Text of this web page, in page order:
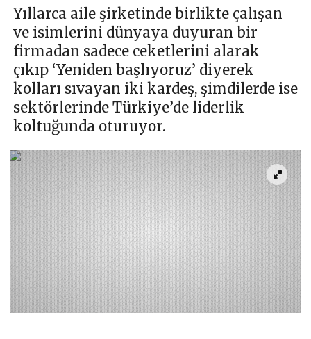
Yıllarca aile şirketinde birlikte çalışan
ve isimlerini dünyaya duyuran bir
firmadan sadece ceketlerini alarak
çıkıp ‘Yeniden başlıyoruz’ diyerek
kolları sıvayan iki kardeş, şimdilerde ise
sektörlerinde Türkiye’de liderlik
koltuğunda oturuyor.